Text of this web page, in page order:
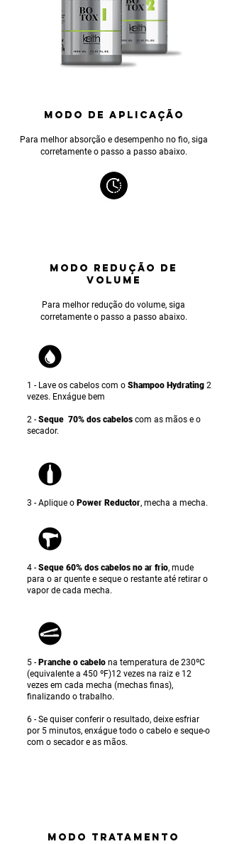
MODO DE APLICAÇÃO
Para melhor absorção e desempenho no fio, siga
corretamente o passo a passo abaixo.
MODO REDUÇÃO DE
VOLUME
Para melhor redução do volume, siga
corretamente o passo a passo abaixo.
1 - Lave os cabelos com o Shampoo Hydrating 2
vezes. Enxágue bem
2 - Seque 70% dos cabelos com as mãos e o
secador.
3 - Aplique o Power Reductor, mecha a mecha.
4 - Seque 60% dos cabelos no ar frio, mude
para o ar quente e seque o restante até retirar o
vapor de cada mecha.
5 - Pranche o cabelo na temperatura de 230ºC
(equivalente a 450 ºF)12 vezes na raiz e 12
vezes em cada mecha (mechas finas),
finalizando o trabalho.
6 - Se quiser conferir o resultado, deixe esfriar
por 5 minutos, enxágue todo o cabelo e seque-o
com o secador e as mãos.
MODO TRATAMENTO